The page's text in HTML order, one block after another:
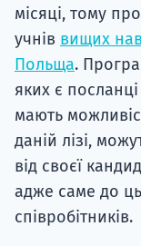
місяці, тому
учнів вищих
Польща.
яких є посланці
мають
даній лізі,
від своєї
адже саме до
співробітників.